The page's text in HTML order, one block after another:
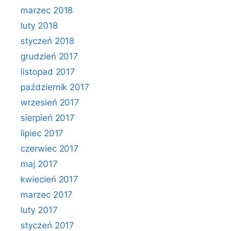
marzec 2018
luty 2018
styczeń 2018
grudzień 2017
listopad 2017
październik 2017
wrzesień 2017
sierpień 2017
lipiec 2017
czerwiec 2017
maj 2017
kwiecień 2017
marzec 2017
luty 2017
styczeń 2017